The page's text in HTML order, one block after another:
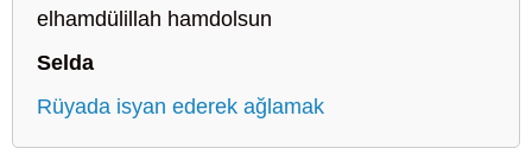
elhamdülillah hamdolsun
Selda
Rüyada isyan ederek ağlamak